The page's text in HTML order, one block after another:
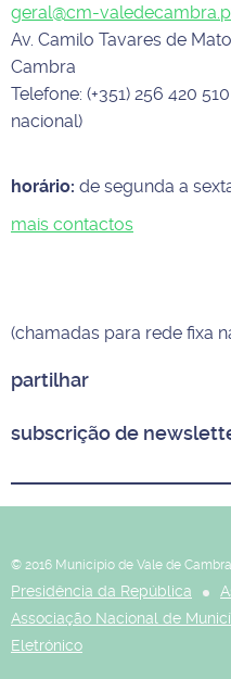
geral@cm-
Av. Camilo Tavares de
Cambra
Telefone: (+351) 256 420
nacional)
horário: de segunda a
mais contactos
(chamadas para rede fixa
partilhar
subscrição de
© 2016 Município de Vale de
Presidência da República
Associação Nacional de
Eletrónico